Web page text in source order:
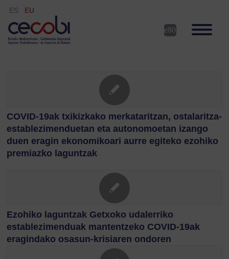
ES EU
COVID-19ak txikizkako merkataritzan, ostalaritza-
establezimenduetan eta autonomoetan izango
duen eragin ekonomikoari aurre egiteko ezohiko
premiazko laguntzak
Ezohiko laguntzak Getxoko udalerriko
establezimenduak mantentzeko COVID-19ak
eragindako osasun-krisiaren ondoren